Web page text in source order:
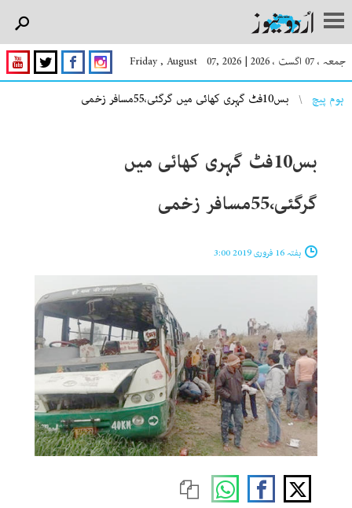
جمعہ ، 07 اگست ، 2026 |
Friday , August 07, 2026
You are here
ہوم پیچ بس10فٹ گہری کھائی میں گرگئی،55مسافر زخمی
بس10فٹ گہری کھائی میں
گرگئی،55مسافر زخمی
ہفتہ 16 فروری 2019 3:00